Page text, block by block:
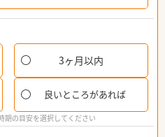
3ヶ月以内
良いところがあれば
期の目安を選択してください